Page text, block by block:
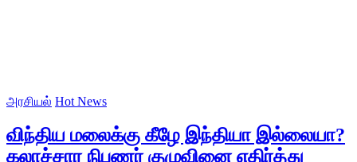
அரசியல் Hot News
விந்திய மலைக்கு கீழே இந்தியா இல்லையா?
கலாச்சார நிபுணர் குழுவினை எதிர்த்து